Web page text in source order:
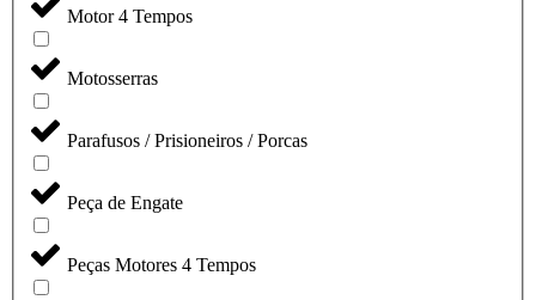
Motor 4 Tempos
Motosserras
Parafusos / Prisioneiros / Porcas
Peça de Engate
Peças Motores 4 Tempos